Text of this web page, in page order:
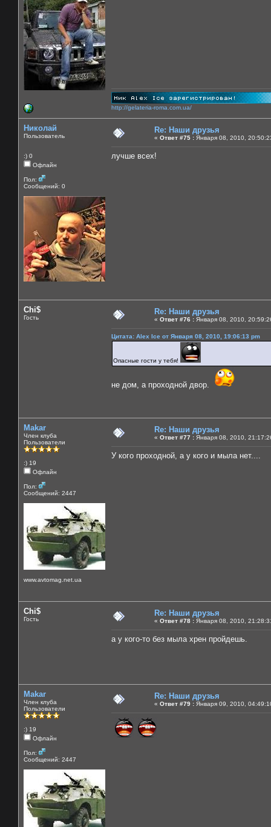
http://gelateria-roma.com.ua/
Николай
Пользователь
:) 0
Офлайн
Пол:
Сообщений: 0
Re: Наши друзья
« Ответ #75 : Января 08, 2010,
лучше всех!
Chi$
Гость
Re: Наши друзья
« Ответ #76 : Января 08, 2010,
Цитата: Alex Ice от Января 08, 2010, 19:06:13 pm
Опасные гости у тебя!
не дом, а проходной двор.
Makar
Член клуба
Пользователи
:) 19
Офлайн
Пол:
Сообщений: 2447
www.avtomag.net.ua
Re: Наши друзья
« Ответ #77 : Января 08, 2010,
У кого проходной, а у кого и мыла нет....
Chi$
Гость
Re: Наши друзья
« Ответ #78 : Января 08, 2010,
а у кого-то без мыла хрен пройдешь.
Makar
Член клуба
Пользователи
:) 19
Офлайн
Пол:
Сообщений: 2447
Re: Наши друзья
« Ответ #79 : Января 09, 2010,